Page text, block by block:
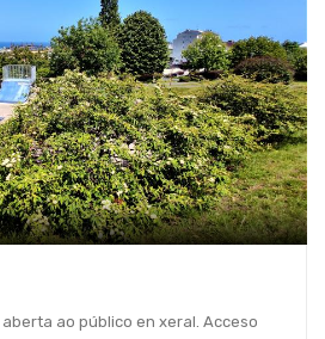
ao público en xeral. Acceso
4
8